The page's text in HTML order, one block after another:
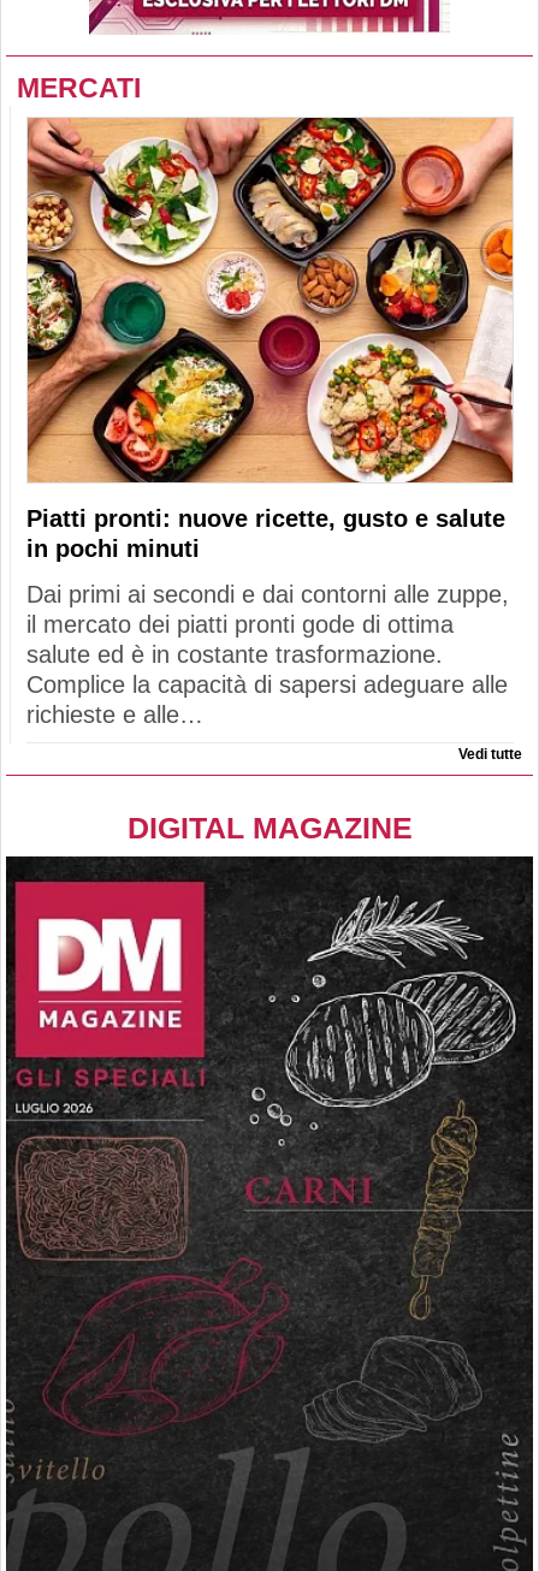
MERCATI
Piatti pronti: nuove ricette, gusto e salute
in pochi minuti
Dai primi ai secondi e dai contorni alle zuppe,
il mercato dei piatti pronti gode di ottima
salute ed è in costante trasformazione.
Complice la capacità di sapersi adeguare alle
richieste e alle…
Vedi tutte
DIGITAL MAGAZINE